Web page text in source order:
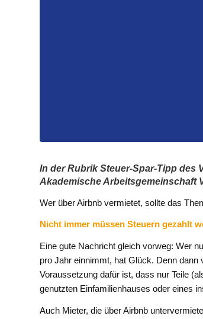
In der Rubrik Steuer-Spar-Tipp des
Akademische Arbeitsgemeinschaft
Wer über Airbnb vermietet, sollte das
Nicht immer müssen Steuern gezahlt
Eine gute Nachricht gleich vorweg: Wer
pro Jahr einnimmt, hat Glück. Denn
Voraussetzung dafür ist, dass nur Teile
genutzten Einfamilienhauses oder eines
Auch Mieter, die über Airbnb